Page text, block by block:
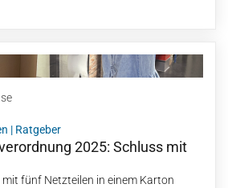
| Ratgeber
2025: Schluss mit
mit fünf Netzteilen in einem Karton